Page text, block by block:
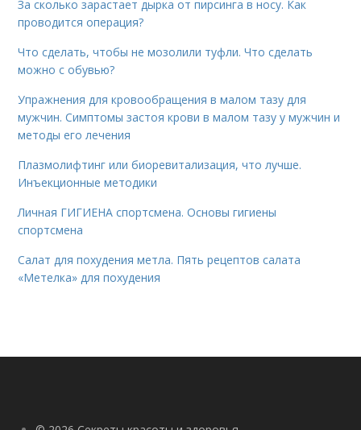
За сколько зарастает дырка от пирсинга в носу. Как
проводится операция?
Что сделать, чтобы не мозолили туфли. Что сделать
можно с обувью?
Упражнения для кровообращения в малом тазу для
мужчин. Симптомы застоя крови в малом тазу у мужчин и
методы его лечения
Плазмолифтинг или биоревитализация, что лучше.
Инъекционные методики
Личная ГИГИЕНА спортсмена. Основы гигиены
спортсмена
Салат для похудения метла. Пять рецептов салата
«Метелка» для похудения